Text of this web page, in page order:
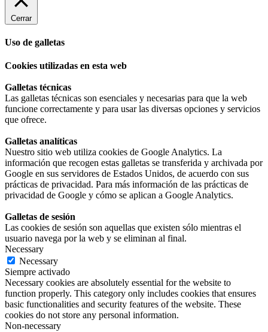
Cerrar
Uso de galletas
Cookies utilizadas en esta web
Galletas técnicas
Las galletas técnicas son esenciales y necesarias para que la web
funcione correctamente y para usar las diversas opciones y servicios
que ofrece.
Galletas analíticas
Nuestro sitio web utiliza cookies de Google Analytics. La
información que recogen estas galletas se transferida y archivada por
Google en sus servidores de Estados Unidos, de acuerdo con sus
prácticas de privacidad. Para más información de las prácticas de
privacidad de Google y cómo se aplican a Google Analytics.
Galletas de sesión
Las cookies de sesión son aquellas que existen sólo mientras el
usuario navega por la web y se eliminan al final.
Necessary
Necessary
Siempre activado
Necessary cookies are absolutely essential for the website to
function properly. This category only includes cookies that ensures
basic functionalities and security features of the website. These
cookies do not store any personal information.
Non-necessary